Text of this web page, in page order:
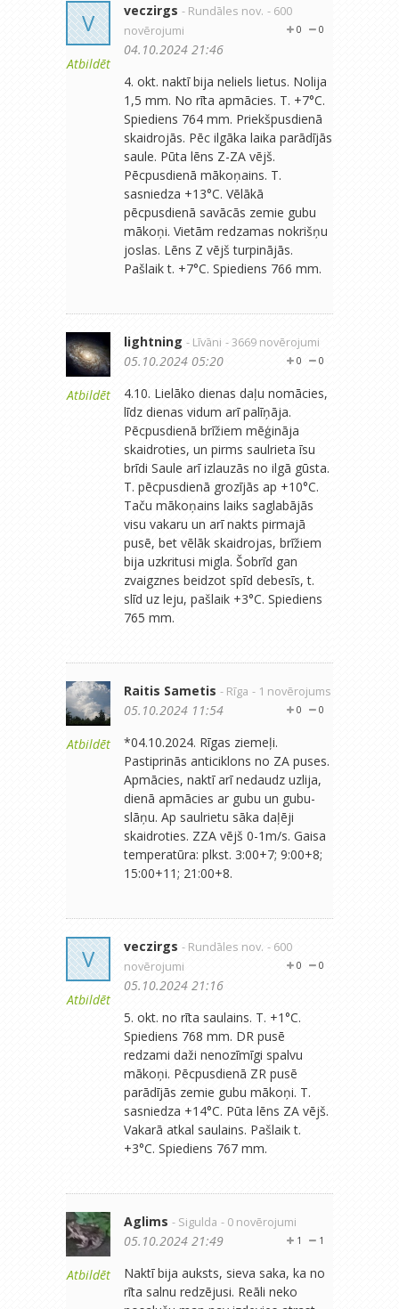
V
Atbildēt
veczirgs - Rundāles nov. - 600
novērojumi
0
0
04.10.2024 21:46
4. okt. naktī bija neliels lietus. Nolija
1,5 mm. No rīta apmācies. T. +7°C.
Spiediens 764 mm. Priekšpusdienā
skaidrojās. Pēc ilgāka laika parādījās
saule. Pūta lēns Z-ZA vējš.
Pēcpusdienā mākoņains. T.
sasniedza +13°C. Vēlākā
pēcpusdienā savācās zemie gubu
mākoņi. Vietām redzamas nokrišņu
joslas. Lēns Z vējš turpinājās.
Pašlaik t. +7°C. Spiediens 766 mm.
Atbildēt
lightning - Līvāni - 3669 novērojumi
0
0
05.10.2024 05:20
4.10. Lielāko dienas daļu nomācies,
līdz dienas vidum arī palīņāja.
Pēcpusdienā brīžiem mēģināja
skaidroties, un pirms saulrieta īsu
brīdi Saule arī izlauzās no ilgā gūsta.
T. pēcpusdienā grozījās ap +10°C.
Taču mākoņains laiks saglabājās
visu vakaru un arī nakts pirmajā
pusē, bet vēlāk skaidrojas, brīžiem
bija uzkritusi migla. Šobrīd gan
zvaigznes beidzot spīd debesīs, t.
slīd uz leju, pašlaik +3°C. Spiediens
765 mm.
Atbildēt
Raitis Sametis - Rīga - 1 novērojums
0
0
05.10.2024 11:54
*04.10.2024. Rīgas ziemeļi.
Pastiprinās anticiklons no ZA puses.
Apmācies, naktī arī nedaudz uzlija,
dienā apmācies ar gubu un gubu-
slāņu. Ap saulrietu sāka daļēji
skaidroties. ZZA vējš 0-1m/s. Gaisa
temperatūra: plkst. 3:00+7; 9:00+8;
15:00+11; 21:00+8.
V
Atbildēt
veczirgs - Rundāles nov. - 600
novērojumi
0
0
05.10.2024 21:16
5. okt. no rīta saulains. T. +1°C.
Spiediens 768 mm. DR pusē
redzami daži nenozīmīgi spalvu
mākoņi. Pēcpusdienā ZR pusē
parādījās zemie gubu mākoņi. T.
sasniedza +14°C. Pūta lēns ZA vējš.
Vakarā atkal saulains. Pašlaik t.
+3°C. Spiediens 767 mm.
Atbildēt
Aglims - Sigulda - 0 novērojumi
1
1
05.10.2024 21:49
Naktī bija auksts, sieva saka, ka no
rīta salnu redzējusi. Reāli neko